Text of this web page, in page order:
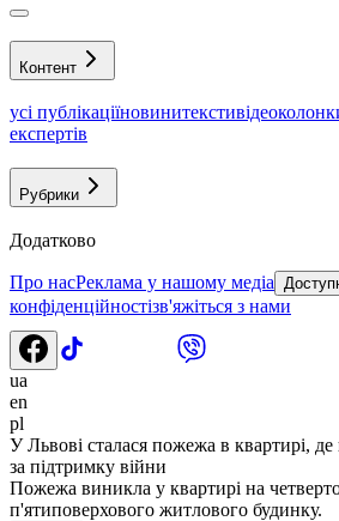
Контент
усі публікаціїновинитекстивідео
експертів
Рубрики
Додатково
Про насРеклама у нашому медіа
конфіденційностізв'яжіться з нами
ua
en
pl
У Львові сталася пожежа в квартирі,
за підтримку війни
Пожежа виникла у квартирі на
п'ятиповерхового житлового будинку.